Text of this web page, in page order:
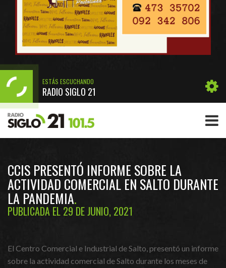
ESTÁS ESCUCHANDO
RADIO SIGLO 21
CCIS PRESENTÓ INFORME SOBRE LA
ACTIVIDAD COMERCIAL EN SALTO DURANTE
LA PANDEMIA
PUBLICADA EL 29 DE JUNIO, 2021
El Centro Comercial e Industrial de Salto, presentó un informe
sobre la actividad comercial de Salto durante los meses de